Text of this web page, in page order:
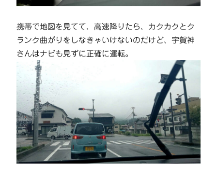
携帯で地図を見てて、高速降りたら、カクカクとク
ランク曲がりをしなきゃいけないのだけど、宇賀神
さんはナビも見ずに正確に運転。